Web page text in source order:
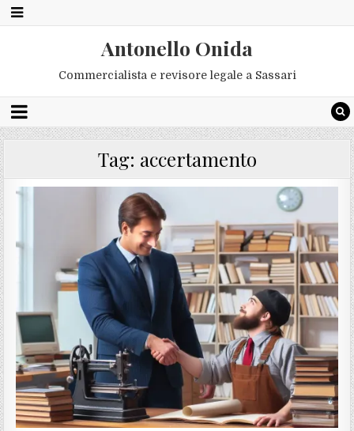
Antonello Onida
Commercialista e revisore legale a Sassari
Tag: accertamento